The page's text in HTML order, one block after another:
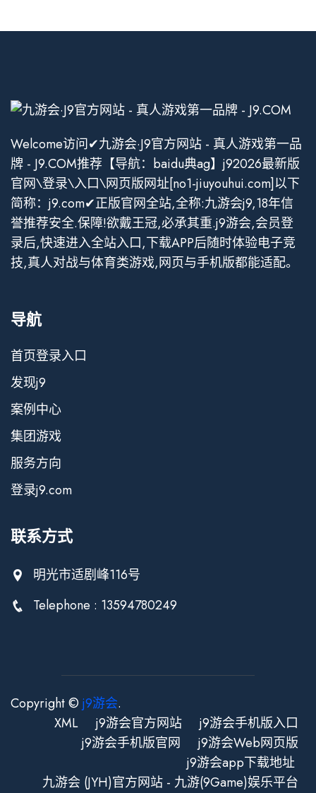
Welcome访问✔九游会·J9官方网站 - 真人游戏第一品
牌 - J9.COM推荐【导航：baidu典ag】j92026最新版
官网\登录\入口\网页版网址[no1-jiuyouhui.com]以下
简称：j9.com✔正版官网全站,全称:九游会j9,18年信
誉推荐安全.保障!欲戴王冠,必承其重.j9游会,会员登
录后,快速进入全站入口,下载APP后随时体验电子竞
技,真人对战与体育类游戏,网页与手机版都能适配。
导航
首页登录入口
发现j9
案例中心
集团游戏
服务方向
登录j9.com
联系方式
明光市适剧峰116号
Telephone : 13594780249
Copyright © j9游会.
XML
j9游会官方网站
j9游会手机版入口
j9游会手机版官网
j9游会Web网页版
j9游会app下载地址
九游会 (JYH)官方网站 - 九游(9Game)娱乐平台